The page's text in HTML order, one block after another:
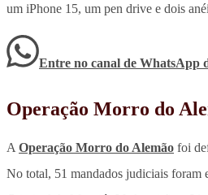
um iPhone 15, um pen drive e dois
Entre no canal de WhatsApp
Operação Morro do
A Operação Morro do Alemão foi
No total, 51 mandados judiciais foram